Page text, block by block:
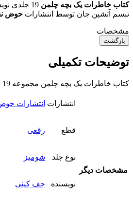
کتاب خاطرات یک بچه چلمن
19 جلدی
تبسم آتشین جان توسط انتشارات حوض
مشخصات
بازگشت
توضیحات تکمیلی
کتاب خاطرات یک بچه چلمن مجموعه 19 جلدی
مشخصات دیگر
انتشارات انتشارات
قطع رقعی
نوع جلد شومیز
نویسنده جف کینی